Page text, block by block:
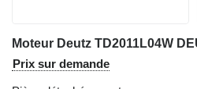
Prix sur demande